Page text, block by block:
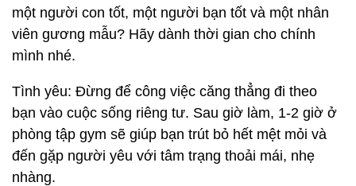
một người con tốt, một người bạn tốt và một nhân
viên gương mẫu? Hãy dành thời gian cho chính
mình nhé.
Tình yêu: Đừng để công việc căng thẳng đi theo
bạn vào cuộc sống riêng tư. Sau giờ làm, 1-2 giờ ở
phòng tập gym sẽ giúp bạn trút bỏ hết mệt mỏi và
đến gặp người yêu với tâm trạng thoải mái, nhẹ
nhàng.